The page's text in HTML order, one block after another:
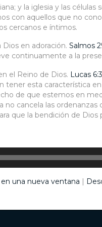
y la iglesia y las
con aquellos que no
cercanos e íntimos.
en adoración. Salmos
continuamente a la
el Reino de Dios. Lucas
tener esta característica
de que estemos en
no cancela las
que la bendición de
una nueva ventana |